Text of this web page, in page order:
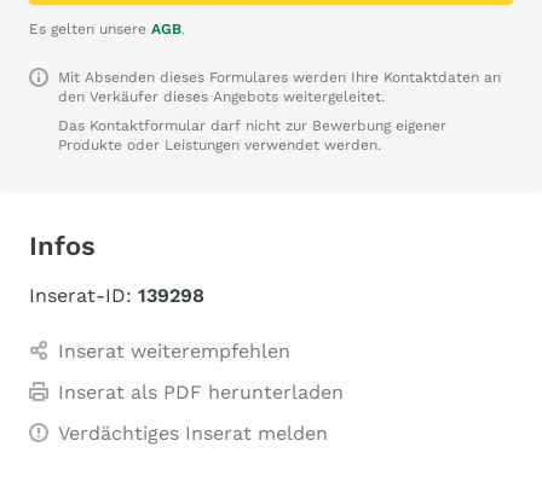
Es gelten unsere AGB.
Mit Absenden dieses Formulares werden Ihre Kontaktdaten an
den Verkäufer dieses Angebots weitergeleitet.
Das Kontaktformular darf nicht zur Bewerbung eigener
Produkte oder Leistungen verwendet werden.
Infos
Inserat-ID: 139298
Inserat weiterempfehlen
Inserat als PDF herunterladen
Verdächtiges Inserat melden